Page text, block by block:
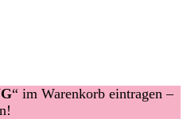
“ im Warenkorb eintragen –